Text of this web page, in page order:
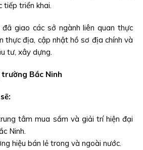
triển khai.
giao các sở ngành liên quan thực
thực địa, cập nhật hồ sơ địa chính và
tư, xây dựng.
Bắc Ninh
tâm mua sắm và giải trí hiện đại
Ninh.
hiệu bán lẻ trong và ngoài nước.